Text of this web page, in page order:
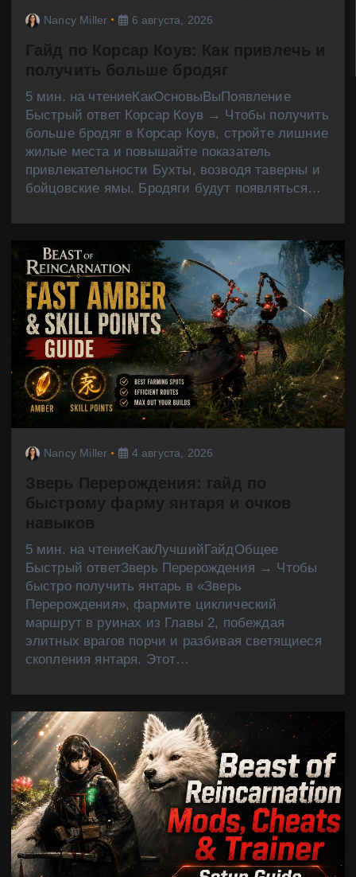
Nancy Miller 6 августа, 2026
Гайд по Корсар Коув: Как привлечь и
получить больше бродяг
5 мин. на чтениеКакОсновыВыПоявление
Быстрый ответ Корсар Коув → Чтобы получить
больше бродяг в Корсар Коув, стройте лишние
жилые места и повышайте показатель
привлекательности Бухты, возводя таверны и
бойцовские ямы. Бродяги будут появляться…
Nancy Miller 4 августа, 2026
Зверь Перерождения: гайд по
быстрому фарму янтаря и очков
навыков
5 мин. на чтениеКакЛучшийГайдОбщее
Быстрый ответЗверь Перерождения → Чтобы
быстро получить янтарь в «Зверь
Перерождения», фармите циклический
маршрут в руинах из Главы 2, побеждая
элитных врагов порчи и разбивая светящиеся
скопления янтаря. Этот…